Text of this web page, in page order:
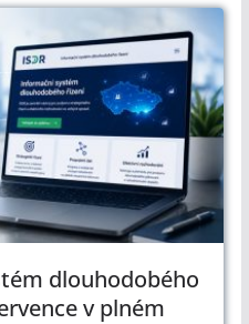
dlouhodobého
v plném